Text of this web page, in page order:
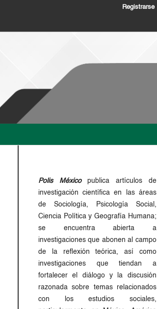
Registrarse
Polis Méxicopublica artículos de
investigación científica en las áreas
de Sociología, Psicología Social,
Ciencia Política y Geografía Humana;
se encuentra abierta a
investigaciones que abonen al campo
de la reflexión teórica, así como
investigaciones que tiendan a
fortalecer el diálogo y la discusión
razonada sobre temas relacionados
con los estudios sociales,